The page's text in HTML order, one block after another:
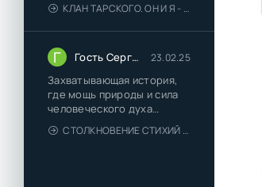
КЛАН ТАРСКОГО. ОН И Я - ЕЛЕНА ТОДОРОВА (1)
Г Гость Сергей 23.02.25
Захватывающая история,
где мощь природы и сила
человеческого духа
сплетаются в напряжённый
и
СТОЛКНОВЕНИЕ СТИХИЙ - ВАЛЕРИЙ ГУМИНСКИЙ